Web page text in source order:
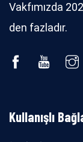
Vakfımızda
den fazladır.
Kullanışlı